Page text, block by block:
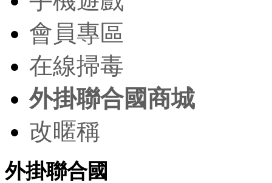
會員專區
在線掃毒
外掛聯合國商城
改暱稱
外掛聯合國